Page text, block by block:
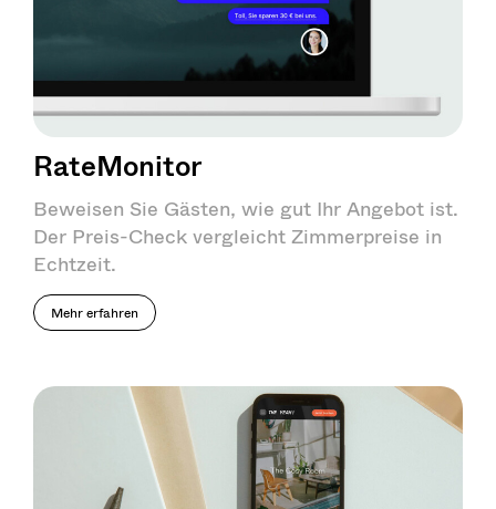
RateMonitor
Beweisen Sie Gästen, wie gut Ihr Angebot ist.
Der Preis-Check vergleicht Zimmerpreise in
Echtzeit.
Mehr erfahren